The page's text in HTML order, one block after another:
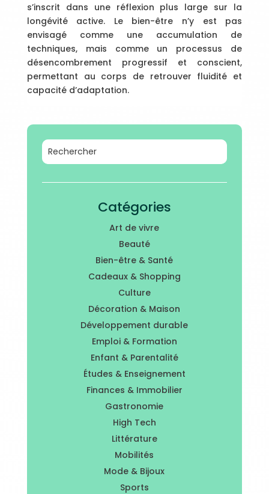
s’inscrit dans une réflexion plus large sur la
longévité active. Le bien-être n’y est pas
envisagé comme une accumulation de
techniques, mais comme un processus de
désencombrement progressif et conscient,
permettant au corps de retrouver fluidité et
capacité d’adaptation.
Catégories
Art de vivre
Beauté
Bien-être & Santé
Cadeaux & Shopping
Culture
Décoration & Maison
Développement durable
Emploi & Formation
Enfant & Parentalité
Études & Enseignement
Finances & Immobilier
Gastronomie
High Tech
Littérature
Mobilités
Mode & Bijoux
Sports